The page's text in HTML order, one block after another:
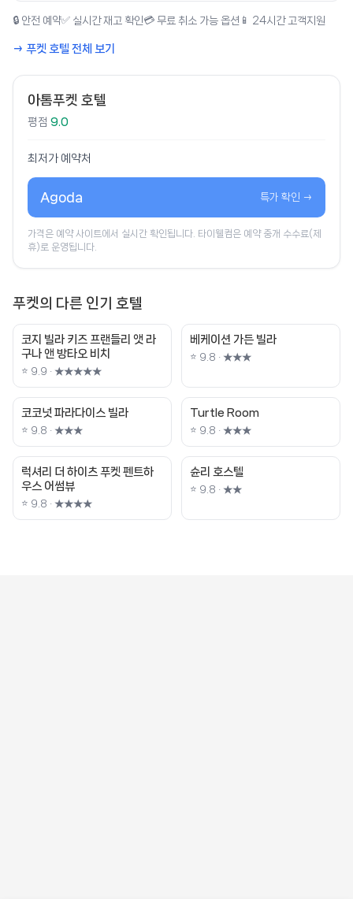
🔒 안전 예약✅ 실시간 재고 확인 💳 무료 취소 가능 옵션 📱 24시간 고객지원
→ 푸켓 호텔 전체 보기
아톰푸켓 호텔
평점 9.0
최저가 예약처
Agoda 특가 확인 →
가격은 예약 사이트에서 실시간 확인됩니다. 타이웰컴은 예약 중개 수수료(제
휴)로 운영됩니다.
푸켓의 다른 인기 호텔
코지 빌라 키즈 프랜들리 앳 라
구나 앤 방타오 비치
⭐ 9.9 · ★★★★★
베케이션 가든 빌라
⭐ 9.8 · ★★★
코코넛 파라다이스 빌라
⭐ 9.8 · ★★★
Turtle Room
⭐ 9.8 · ★★★
럭셔리 더 하이츠 푸켓 펜트하
우스 어썸뷰
⭐ 9.8 · ★★★★
슌리 호스텔
⭐ 9.8 · ★★